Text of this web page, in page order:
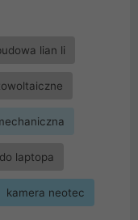
lian li
laptopa
kamera neotec